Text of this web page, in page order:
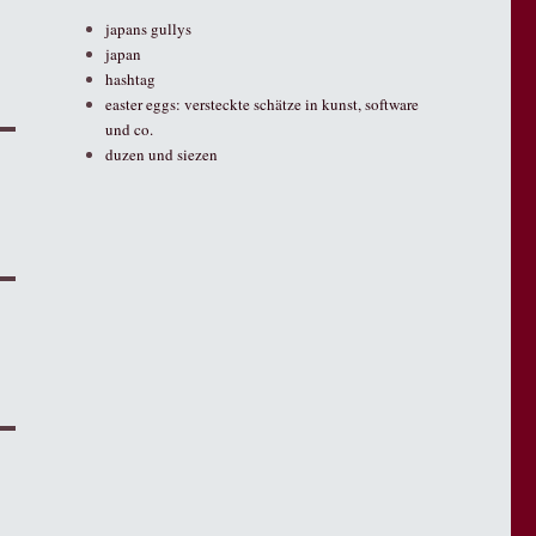
japans gullys
japan
hashtag
easter eggs: versteckte schätze in kunst, software
und co.
duzen und siezen